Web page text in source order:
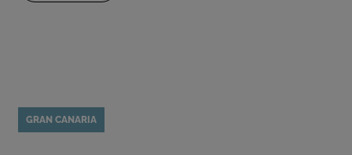
GRAN CANARIA